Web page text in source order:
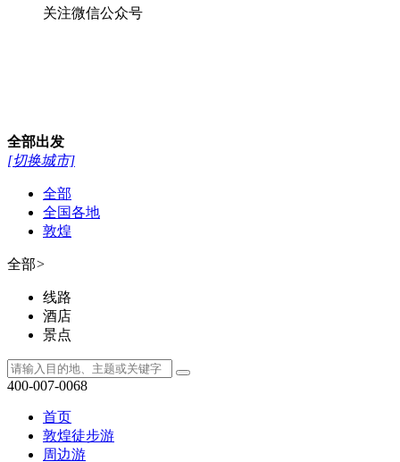
关注微信公众号
全部出发
[切换城市]
全部
全国各地
敦煌
全部>
线路
酒店
景点
400-007-0068
首页
敦煌徒步游
周边游